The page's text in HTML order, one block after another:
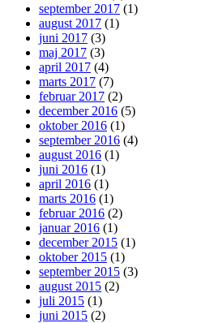
september 2017 (1)
august 2017 (1)
juni 2017 (3)
maj 2017 (3)
april 2017 (4)
marts 2017 (7)
februar 2017 (2)
december 2016 (5)
oktober 2016 (1)
september 2016 (4)
august 2016 (1)
juni 2016 (1)
april 2016 (1)
marts 2016 (1)
februar 2016 (2)
januar 2016 (1)
december 2015 (1)
oktober 2015 (1)
september 2015 (3)
august 2015 (2)
juli 2015 (1)
juni 2015 (2)